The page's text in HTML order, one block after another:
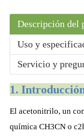
Descripción del
Uso y
Servicio y
1.
El acetonitrilo, un
química CH3CN o